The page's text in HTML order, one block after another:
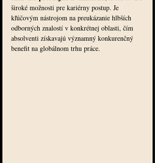
široké možnosti pre kariérny postup. Je
kľúčovým nástrojom na preukázanie hlbších
odborných znalostí v konkrétnej oblasti, čím
absolventi získavajú významný konkurenčný
benefit na globálnom trhu práce.